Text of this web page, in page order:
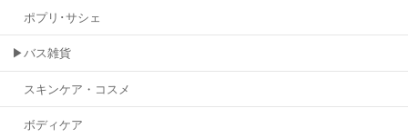
ポプリ･サシェ
▶バス雑貨
スキンケア・コスメ
ボディケア